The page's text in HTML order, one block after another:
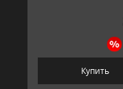
Купить